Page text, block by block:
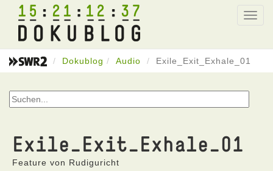
15 21 12 37
Dokublog Audio Exile_Exit_Exhale_01
Exile_Exit_Exhale_01
Feature von Rudiguricht